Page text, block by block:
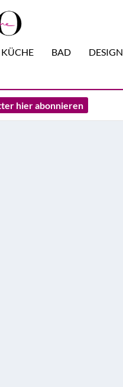
KÜCHE BAD DESIGN
hier abonnieren